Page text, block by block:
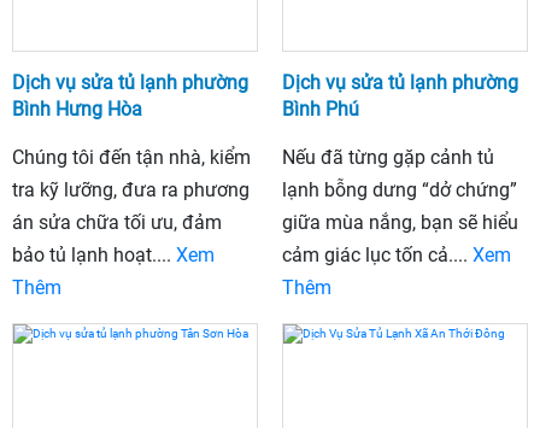
Dịch vụ sửa tủ lạnh phường
Bình Hưng Hòa
Chúng tôi đến tận nhà, kiểm
tra kỹ lưỡng, đưa ra phương
án sửa chữa tối ưu, đảm
bảo tủ lạnh hoạt.... Xem
Thêm
Dịch vụ sửa tủ lạnh phường
Bình Phú
Nếu đã từng gặp cảnh tủ
lạnh bỗng dưng “dở chứng”
giữa mùa nắng, bạn sẽ hiểu
cảm giác lục tốn cả.... Xem
Thêm